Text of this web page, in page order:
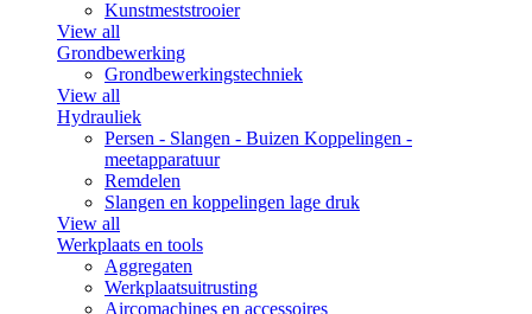
Kunstmeststrooier
View all
Grondbewerking
Grondbewerkingstechniek
View all
Hydrauliek
Persen - Slangen - Buizen Koppelingen -
meetapparatuur
Remdelen
Slangen en koppelingen lage druk
View all
Werkplaats en tools
Aggregaten
Werkplaatsuitrusting
Aircomachines en accessoires